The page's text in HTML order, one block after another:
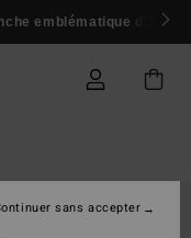
emblématique d'Andy
sans accepter